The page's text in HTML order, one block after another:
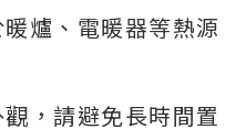
爐、電暖器等熱源
，請避免長時間置